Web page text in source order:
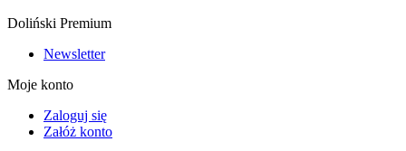
Doliński Premium
Newsletter
Moje konto
Zaloguj się
Załóż konto